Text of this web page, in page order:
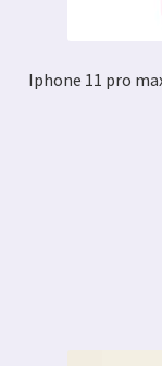
Iphone 11 pro